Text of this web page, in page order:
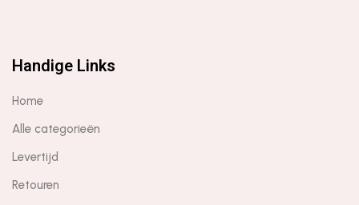
Handige Links
Home
Alle categorieën
Levertijd
Retouren